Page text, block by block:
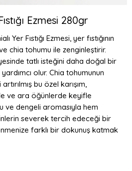
Ezmesi 280gr
Yer Fıstığı Ezmesi, yer fıstığının
chia tohumu ile zenginleştirir.
tatlı isteğini daha doğal bir
olur. Chia tohumunun
bu özel karışım,
ve ara öğünlerde keyifle
ve dengeli aromasıyla hem
severek tercih edeceği bir
farklı bir dokunuş katmak